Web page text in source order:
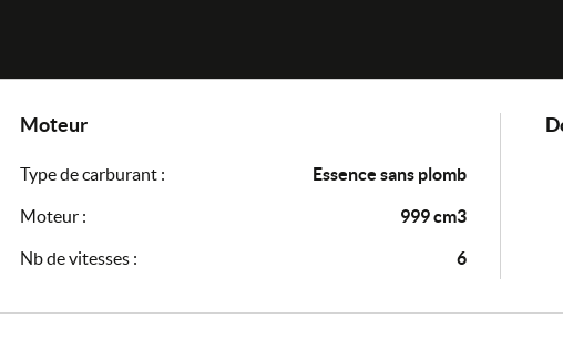
Moteur
Type de carburant : Essence sans plomb
Moteur : 999 cm3
Nb de vitesses : 6